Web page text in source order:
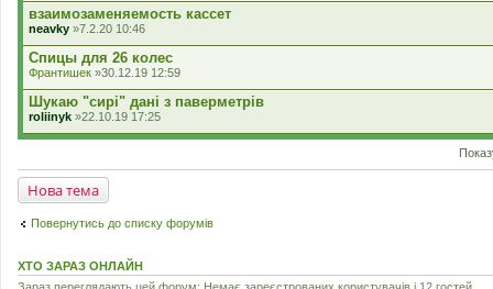
взаимозаменяемость кассет
neavky »7.2.20 10:46
Спицы для 26 колес
Франтишек »30.12.19 12:59
Шукаю "сирі" дані з паверметрів
roliinyk »22.10.19 17:25
Нова тема
Повернутись до списку форумів
ХТО ЗАРАЗ ОНЛАЙН
Зараз переглядають цей форум: Немає зареєстрованих користувачів і 12 гостей